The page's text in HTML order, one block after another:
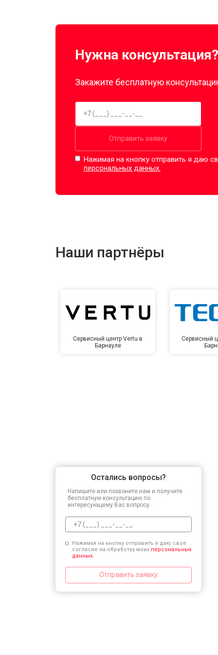
Нужна консультация?
Закажите бесплатную
Отправить заявку
Нажимая на кнопку отправить я даю
персональных данных.
Наши партнёры
Сервисный центр Vertu в
Барнауле
Сервисный
Остались вопросы?
Напишите или позвоните нам и получите
бесплатную консультацию по
интересующему Вас вопросу.
Нажимая на кнопку отправить я даю свое
согласие на обработку моих персональных
данных.
Отправить заявку